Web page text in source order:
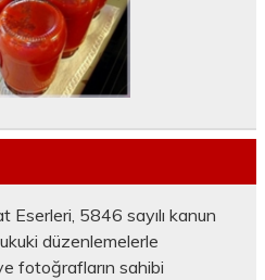
Eserleri, 5846 sayılı kanun
düzenlemelerle
fotoğrafların sahibi